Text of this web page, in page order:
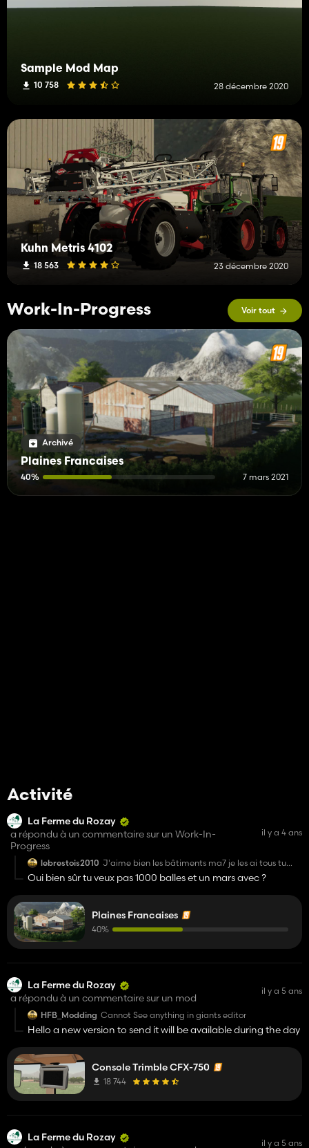
Sample Mod Map
10 758 28 décembre 2020
Kuhn Metris 4102
18 563 23 décembre 2020
Work-In-Progress Voir tout
Archivé
Plaines Francaises
40% 7 mars 2021
Activité
La Ferme du Rozay
a répondu à un commentaire sur un Work-In-
Progress
il y a 4 ans
lebrestois2010 J'aime bien les bâtiments ma7 je les ai tous tu
peux les.mettre ça me.derange pas
Oui bien sûr tu veux pas 1000 balles et un mars avec ?
Plaines Francaises
40%
La Ferme du Rozay
a répondu à un commentaire sur un mod
il y a 5 ans
HFB_Modding Cannot See anything in giants editor
Hello a new version to send it will be available during the day
Console Trimble CFX-750
18 744
La Ferme du Rozay
il y a 5 ans